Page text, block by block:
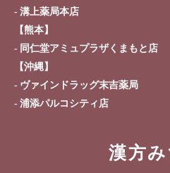
溝上薬局本店
【熊本】
同仁堂アミュプラザくまもと店
【沖縄】
ヴァインドラッグ末吉薬局
浦添パルコシティ店
漢方